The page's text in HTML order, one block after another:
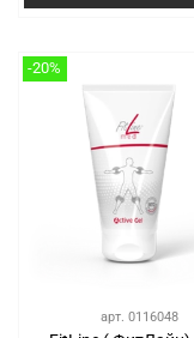
-20%
арт. 0116048